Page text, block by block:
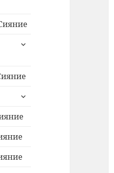
раскрыть
раскрыть
меню